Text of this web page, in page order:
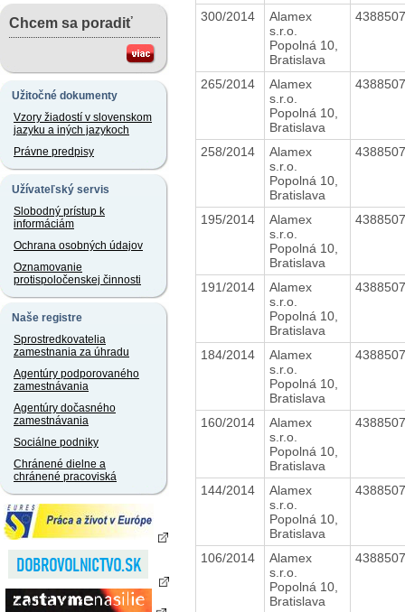
Chcem sa poradiť
Užitočné dokumenty
Vzory žiadostí v slovenskom
jazyku a iných jazykoch
Právne predpisy
Užívateľský servis
Slobodný prístup k
informáciám
Ochrana osobných údajov
Oznamovanie
protispoločenskej činnosti
Naše registre
Sprostredkovatelia
zamestnania za úhradu
Agentúry podporovaného
zamestnávania
Agentúry dočasného
zamestnávania
Sociálne podniky
Chránené dielne a
chránené pracoviská
300/2014
Alamex
s.r.o.
Popolná 10,
Bratislava
265/2014
Alamex
s.r.o.
Popolná 10,
Bratislava
258/2014
Alamex
s.r.o.
Popolná 10,
Bratislava
195/2014
Alamex
s.r.o.
Popolná 10,
Bratislava
191/2014
Alamex
s.r.o.
Popolná 10,
Bratislava
184/2014
Alamex
s.r.o.
Popolná 10,
Bratislava
160/2014
Alamex
s.r.o.
Popolná 10,
Bratislava
144/2014
Alamex
s.r.o.
Popolná 10,
Bratislava
106/2014
Alamex
s.r.o.
Popolná 10,
Bratislava